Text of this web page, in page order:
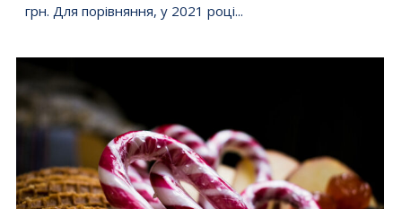
грн. Для порівняння, у 2021 році...